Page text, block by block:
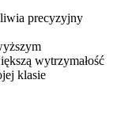
precyzyjny
wytrzymałość
klasie